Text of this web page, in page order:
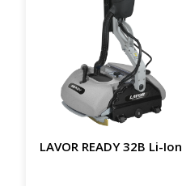
LAVOR READY 32B Li-Ion